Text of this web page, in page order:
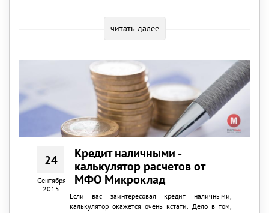
читать далее
24
Сентября
2015
Кредит наличными -
калькулятор расчетов от
МФО Микроклад
Если вас заинтересовал кредит наличными,
калькулятор окажется очень кстати. Дело в том,